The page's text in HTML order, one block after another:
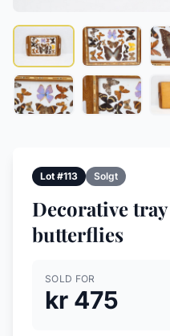
Lot #113 Solgt
Decorative
butterflies
SOLD FOR
kr 475